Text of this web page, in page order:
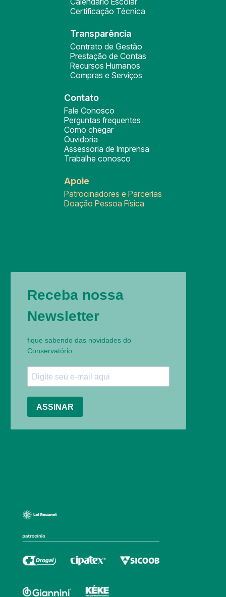
Certificação Técnica
Transparência
Contrato de Gestão
Prestação de Contas
Recursos Humanos
Compras e Serviços
Contato
Fale Conosco
Perguntas frequentes
Como chegar
Ouvidoria
Assessoria de Imprensa
Trabalhe conosco
Apoie
Patrocinadores e Parcerias
Doação Pessoa Física